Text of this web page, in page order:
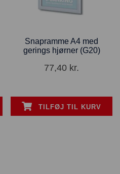
Snapramme A4 med
gerings hjørner (G20)
77,40 kr.
TILFØJ TIL KURV